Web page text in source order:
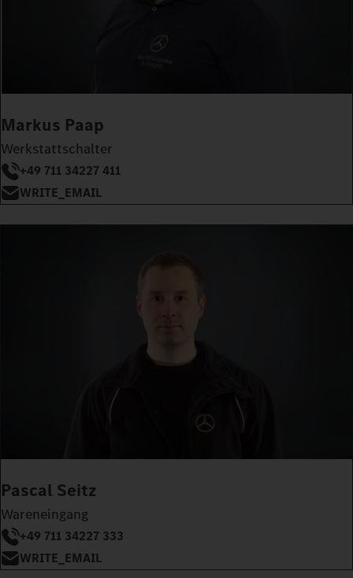
Markus Paap
Werkstattschalter
+49 711 34227 411
WRITE_EMAIL
Pascal Seitz
Wareneingang
+49 711 34227 333
WRITE_EMAIL